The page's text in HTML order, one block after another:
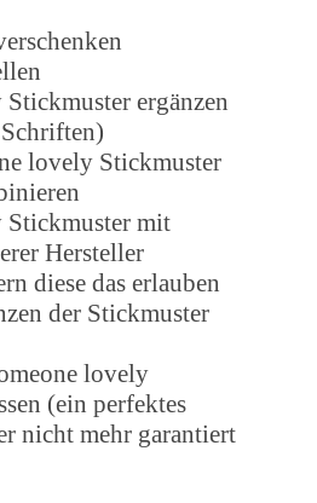
ergänzen
lovely Stickmuster
Stickmuster mit
Hersteller
diese das erlauben
der Stickmuster
lovely
(ein perfektes
nicht mehr garantiert